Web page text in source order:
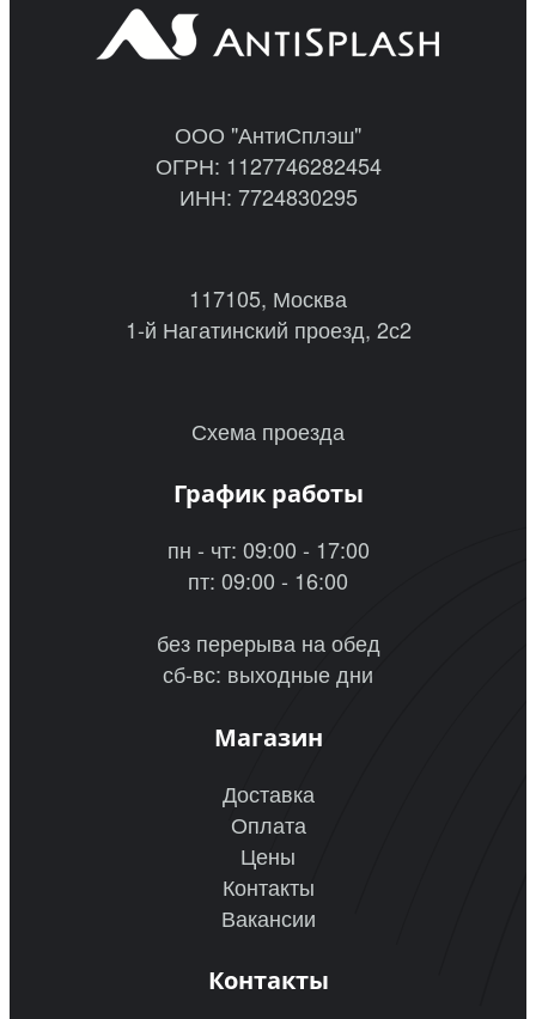
ООО "АнтиСплэш"
ОГРН: 1127746282454
ИНН: 7724830295
117105, Москва
1-й Нагатинский проезд, 2с2
Схема проезда
График работы
пн - чт: 09:00 - 17:00
пт: 09:00 - 16:00
без перерыва на обед
сб-вс: выходные дни
Магазин
Доставка
Оплата
Цены
Контакты
Вакансии
Контакты